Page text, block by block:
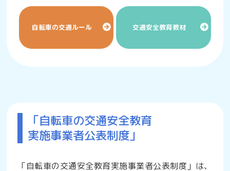
自転車の交通ルール 交通安全教育教材
「自転車の交通安全教育
実施事業者公表制度」
「自転車の交通安全教育実施事業者公表制度」は、